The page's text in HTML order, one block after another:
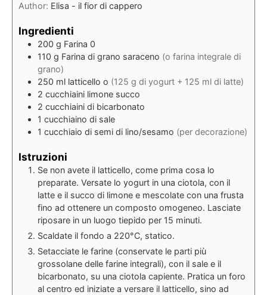
Author: Elisa - il fior di cappero
Ingredienti
200 g Farina 0
110 g Farina di grano saraceno (o farina integrale di
grano)
250 ml latticello o (125 g di yogurt + 125 ml di latte)
2 cucchiaini limone succo
2 cucchiaini di bicarbonato
1 cucchiaino di sale
1 cucchiaio di semi di lino/sesamo (per decorazione)
Istruzioni
Se non avete il latticello, come prima cosa lo
preparate. Versate lo yogurt in una ciotola, con il
latte e il succo di limone e mescolate con una frusta
fino ad ottenere un composto omogeneo. Lasciate
riposare in un luogo tiepido per 15 minuti.
Scaldate il fondo a 220°C, statico.
Setacciate le farine (conservate le parti più
grossolane delle farine integrali), con il sale e il
bicarbonato, su una ciotola capiente. Pratica un foro
al centro ed iniziate a versare il latticello, sino ad